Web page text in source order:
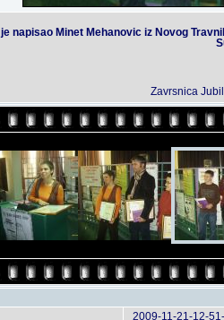
napisao Minet Mehanovic iz Novog
Zavrsnica
2009-11-21-12-